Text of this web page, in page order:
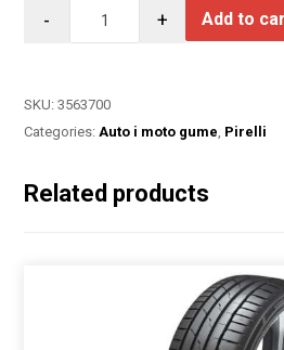
- + Add to
SKU:3563700
Categories:Auto i moto gume, Pirelli
Related products